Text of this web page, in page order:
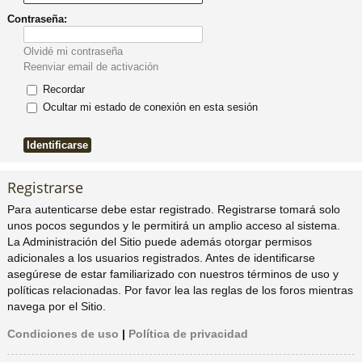
pi
do
o
s
Contraseña:
Olvidé mi contraseña
Reenviar email de activación
Recordar
Ocultar mi estado de conexión en esta sesión
Registrarse
Para autenticarse debe estar registrado. Registrarse tomará solo
unos pocos segundos y le permitirá un amplio acceso al sistema.
La Administración del Sitio puede además otorgar permisos
adicionales a los usuarios registrados. Antes de identificarse
asegúrese de estar familiarizado con nuestros términos de uso y
políticas relacionadas. Por favor lea las reglas de los foros mientras
navega por el Sitio.
Condiciones de uso | Política de privacidad